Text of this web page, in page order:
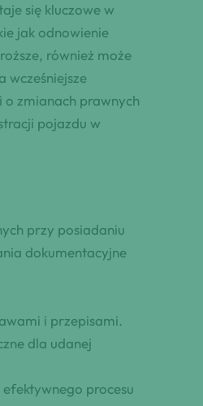
się kluczowe w
jak odnowienie
również może
wcześniejsze
o zmianach prawnych
pojazdu w
przy posiadaniu
dokumentacyjne
i przepisami.
dla udanej
procesu